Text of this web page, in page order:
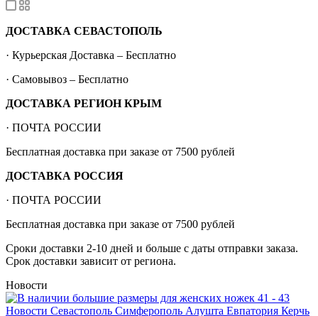
ДОСТАВКА СЕВАСТОПОЛЬ
· Курьерская Доставка – Бесплатно
· Самовывоз – Бесплатно
ДОСТАВКА РЕГИОН КРЫМ
· ПОЧТА РОССИИ
Бесплатная доставка при заказе от 7500 рублей
ДОСТАВКА РОССИЯ
· ПОЧТА РОССИИ
Бесплатная доставка при заказе от 7500 рублей
Сроки доставки 2-10 дней и больше с даты отправки заказа.
Срок доставки зависит от региона.
Новости